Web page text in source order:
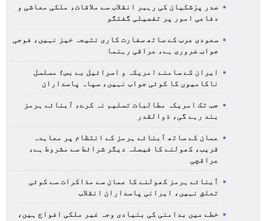
صدر پزشکیان کی رہبر انقلاب سے ملاقات، ملکی معاشی و
دفاعی امور پر تفصیلی گفتگو
سعودی عرب کے ساتھ سفارت کاری نتیجہ خیز نہیں، فوجی
جواب ضروری ہے، عراقی رہنما
ایران کے سامنے امریکہ و اسرائیل بے بس؛ مسلسل
ناکامیوں کا کوئی جواب نہیں، سپاہ پاسداران
جب تک امریکہ مطالبات تسلیم نہ کرے، آبنائے ہرمز
بند رہے گی، ذوالقدر
عمان کے ساتھ آبنائے ہرمز کے انتظام پر معاہدہ
قریب، کھولنے کا فیصلہ دیگر شرائط سے مشروط ہے،
عراقچی
آبنائے ہرمز کھولنے کا عمان سے مذاکرات سے کوئی
تعلق نہیں، ایرانی پاسداران انقلاب
خطے میں بدامنی کی بنیادی وجہ غیر ملکی افواج ہیں،